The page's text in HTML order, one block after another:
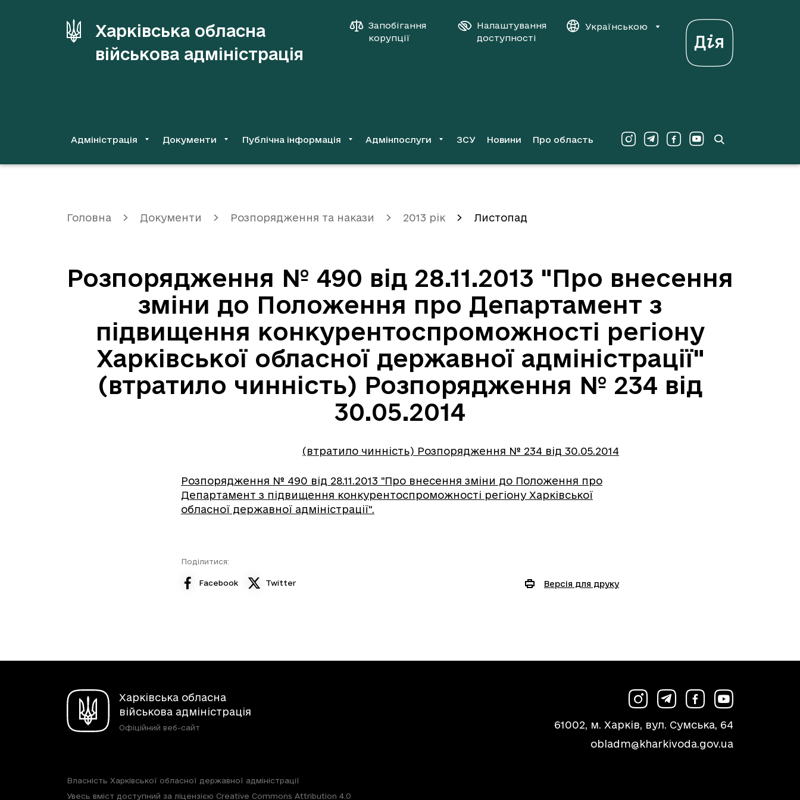
Харківська обласна
військова адміністрація
Запобігання
корупції
Налаштування
доступності
Українською
Адміністрація Документи Публічна інформація Адмінпослуги ЗСУ Новини Про область
Головна Документи Розпорядження та накази 2013 рік Листопад
Розпорядження № 490 від 28.11.2013 "Про внесення
зміни до Положення про Департамент з
підвищення конкурентоспроможності регіону
Харківської обласної державної адміністрації"
(втратило чинність) Розпорядження № 234 від
30.05.2014
(втратило чинність) Розпорядження № 234 від 30.05.2014
Розпорядження № 490 від 28.11.2013 "Про внесення зміни до Положення про
Департамент з підвищення конкурентоспроможності регіону Харківської
обласної державної адміністрації".
Поділитися:
Facebook Twitter Версія для друку
Харківська обласна
військова адміністрація
Офіційний веб-сайт
61002, м. Харків, вул. Сумська, 64
obladm@kharkivoda.gov.ua
Власність Харківської обласної державної адміністрації
Увесь вміст доступний за ліцензією Creative Commons Attribution 4.0